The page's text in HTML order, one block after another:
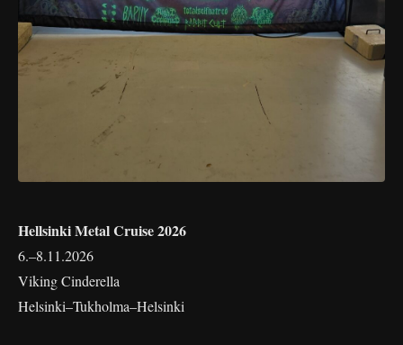
Hellsinki Metal Cruise 2026
6.–8.11.2026
Viking Cinderella
Helsinki–Tukholma–Helsinki